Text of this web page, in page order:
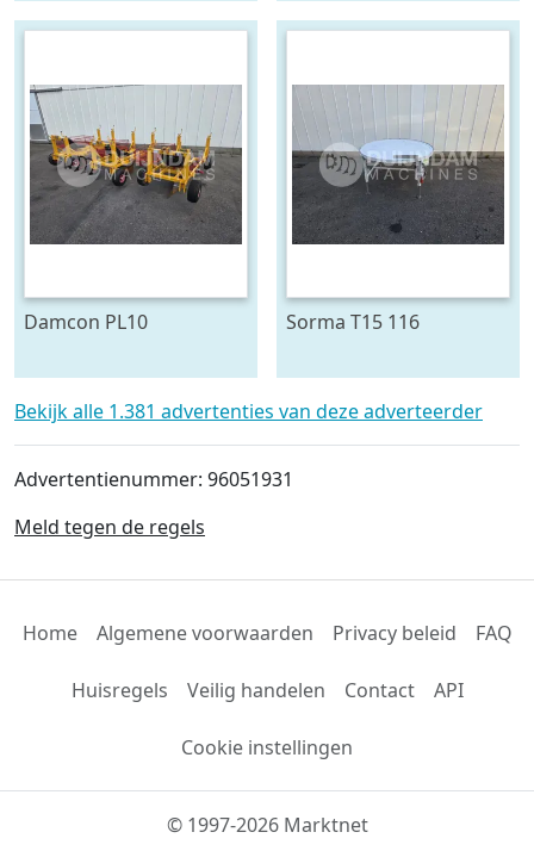
Damcon PL10
bomen
Sorma T15 116
Bekijk alle 1.381 advertenties van deze adverteerder
Advertentienummer: 96051931
Meld tegen de regels
Home Algemene voorwaarden Privacy beleid FAQ
Huisregels Veilig handelen Contact API
Cookie instellingen
© 1997-2026 Marktnet